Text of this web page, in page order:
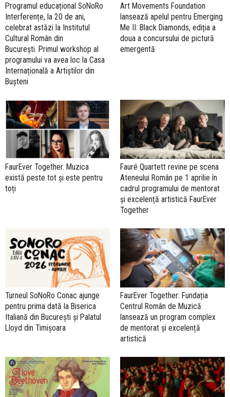
Programul educațional SoNoRo
Interferențe, la 20 de ani,
celebrat astăzi la Institutul
Cultural Român din
București. Primul workshop al
programului va avea loc la Casa
Internațională a Artiștilor din
Bușteni
Art Movements Foundation
lansează apelul pentru Emerging
Me II: Black Diamonds, ediția a
doua a concursului de pictură
emergentă
FaurEver Together. Muzica
există peste tot și este pentru
toți
Fauré Quartett revine pe scena
Ateneului Român pe 1 aprilie în
cadrul programului de mentorat
și excelență artistică FaurEver
Together
Turneul SoNoRo Conac ajunge
pentru prima dată la Biserica
Italiană din București și Palatul
Lloyd din Timișoara
FaurEver Together: Fundația
Centrul Român de Muzică
lansează un program complex
de mentorat și excelență
artistică